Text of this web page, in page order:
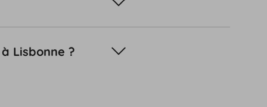
Lisbonne ?